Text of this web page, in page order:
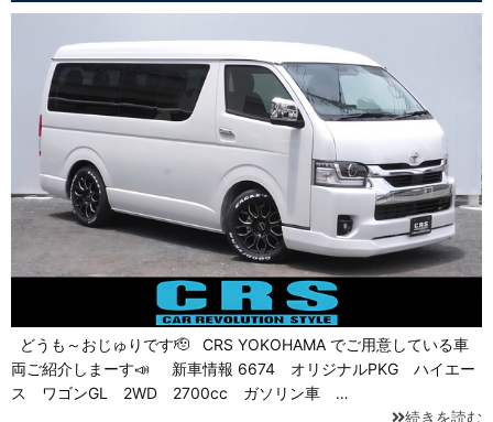
どうも～おじゅりです🫡 CRS YOKOHAMA でご用意している車
両ご紹介しまーす📣 新車情報 6674 オリジナルPKG ハイエー
ス ワゴンGL 2WD 2700cc ガソリン車 …
続きを読む